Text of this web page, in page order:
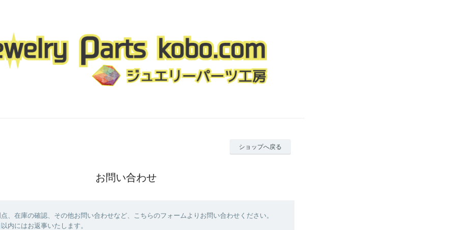
ショップへ戻る
お問い合わせ
、在庫の確認、その他お問い合わせなど、こちらのフォームよりお問い合わせください。
内にはお返事いたします。